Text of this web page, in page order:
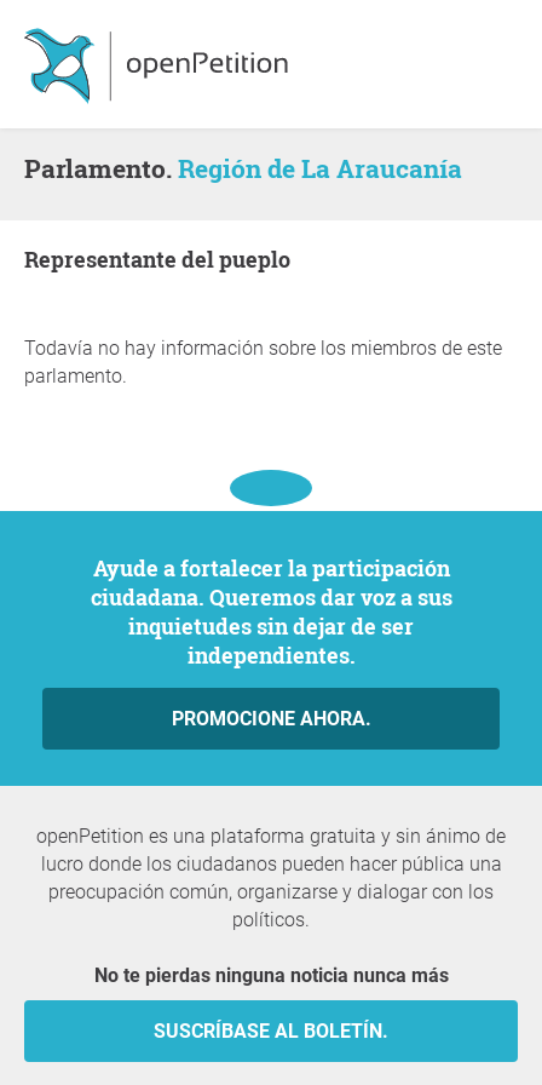
Parlamento.Región de La Araucanía
representante del pueplo
Todavía no hay información sobre los miembros de este
parlamento.
Ayude a fortalecer la participación
ciudadana. Queremos dar voz a sus
inquietudes sin dejar de ser
independientes.
PROMOCIONE AHORA.
openPetition es una plataforma gratuita y sin ánimo de
lucro donde los ciudadanos pueden hacer pública una
preocupación común, organizarse y dialogar con los
políticos.
No te pierdas ninguna noticia nunca más
SUSCRÍBASE AL BOLETÍN.